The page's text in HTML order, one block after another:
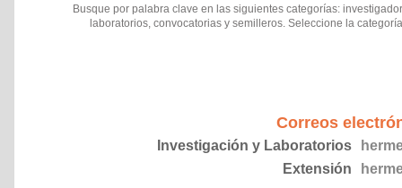
Busque por palabra clave en las siguientes categorías:
laboratorios, convocatorias y semilleros. Seleccione la
Correos
Investigación y Laboratorios
Extensión